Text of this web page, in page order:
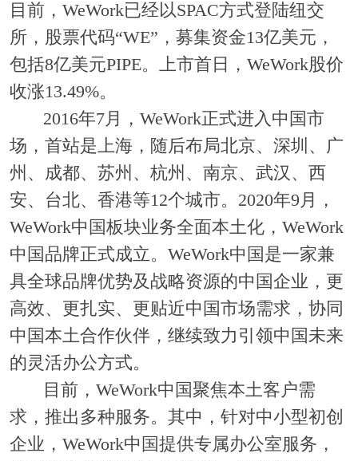
目前，WeWork已经以SPAC方式登陆纽交
所，股票代码“WE”，募集资金13亿美元，
包括8亿美元PIPE。上市首日，WeWork股价
收涨13.49%。
2016年7月，WeWork正式进入中国市
场，首站是上海，随后布局北京、深圳、广
州、成都、苏州、杭州、南京、武汉、西
安、台北、香港等12个城市。2020年9月，
WeWork中国板块业务全面本土化，WeWork
中国品牌正式成立。WeWork中国是一家兼
具全球品牌优势及战略资源的中国企业，更
高效、更扎实、更贴近中国市场需求，协同
中国本土合作伙伴，继续致力引领中国未来
的灵活办公方式。
目前，WeWork中国聚焦本土客户需
求，推出多种服务。其中，针对中小型初创
企业，WeWork中国提供专属办公室服务，